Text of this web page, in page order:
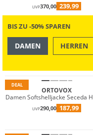
UVP370,00 239,99
BIS ZU -50% SPAREN
DAMEN HERREN
DEAL
ORTOVOX
Damen Softshelljacke Seceda
UVP290,00 187,99
Preis & Wert